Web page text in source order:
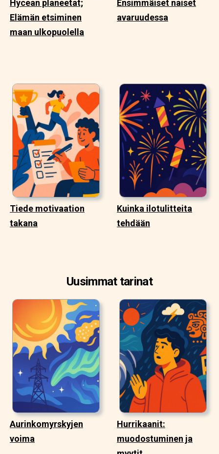
Hycean planeetat;
Elämän etsiminen
maan ulkopuolella
Ensimmäiset naiset
avaruudessa
Tiede motivaation
takana
Kuinka ilotulitteita
tehdään
Uusimmat tarinat
Aurinkomyrskyjen
voima
Hurrikaanit:
muodostuminen ja